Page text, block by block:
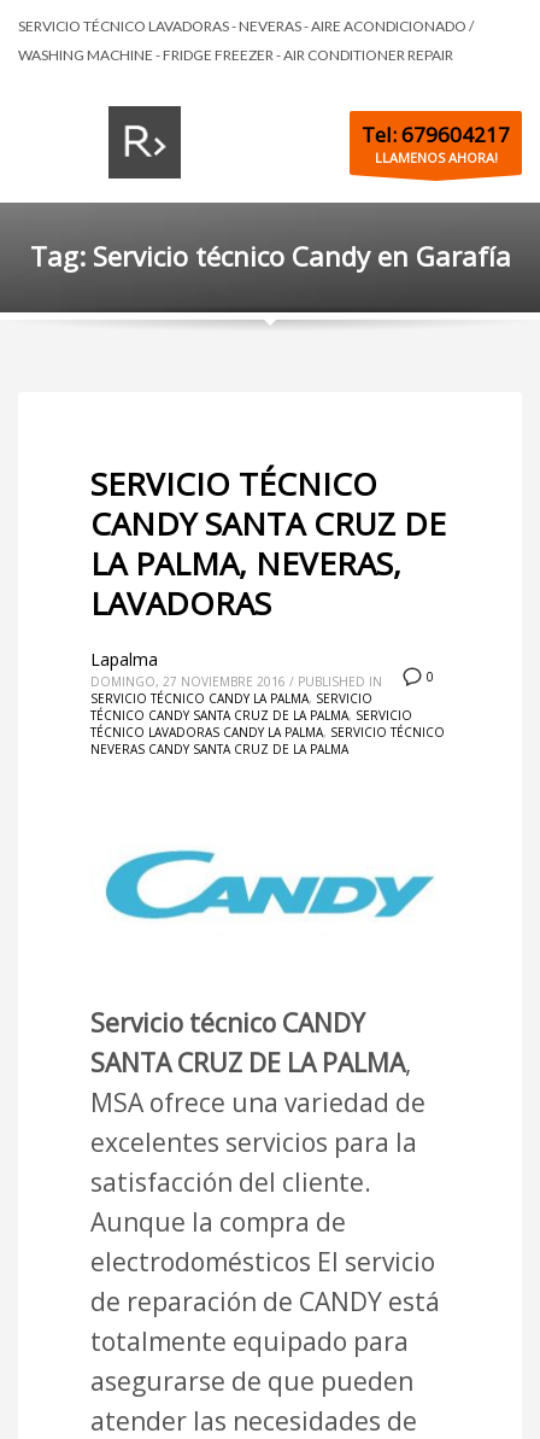
SERVICIO TÉCNICO LAVADORAS - NEVERAS - AIRE ACONDICIONADO /
WASHING MACHINE - FRIDGE FREEZER - AIR CONDITIONER REPAIR
Tel: 679604217
LLAMENOS AHORA!
Tag: Servicio técnico Candy en Garafía
SERVICIO TÉCNICO
CANDY SANTA CRUZ DE
LA PALMA, NEVERAS,
LAVADORAS
0
Lapalma
DOMINGO, 27 NOVIEMBRE 2016 / PUBLISHED IN
SERVICIO TÉCNICO CANDY LA PALMA, SERVICIO
TÉCNICO CANDY SANTA CRUZ DE LA PALMA, SERVICIO
TÉCNICO LAVADORAS CANDY LA PALMA, SERVICIO TÉCNICO
NEVERAS CANDY SANTA CRUZ DE LA PALMA
Servicio técnico CANDY
SANTA CRUZ DE LA PALMA,
MSA ofrece una variedad de
excelentes servicios para la
satisfacción del cliente.
Aunque la compra de
electrodomésticos El servicio
de reparación de CANDY está
totalmente equipado para
asegurarse de que pueden
atender las necesidades de